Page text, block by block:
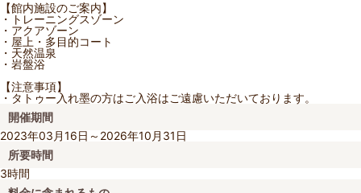
【館内施設のご案内】
・トレーニングスゾーン
・アクアゾーン
・屋上・多目的コート
・天然温泉
・岩盤浴
【注意事項】
・タトゥー入れ墨の方はご入浴はご遠慮いただいております。
開催期間
2023年03月16日～2026年10月31日
所要時間
3時間